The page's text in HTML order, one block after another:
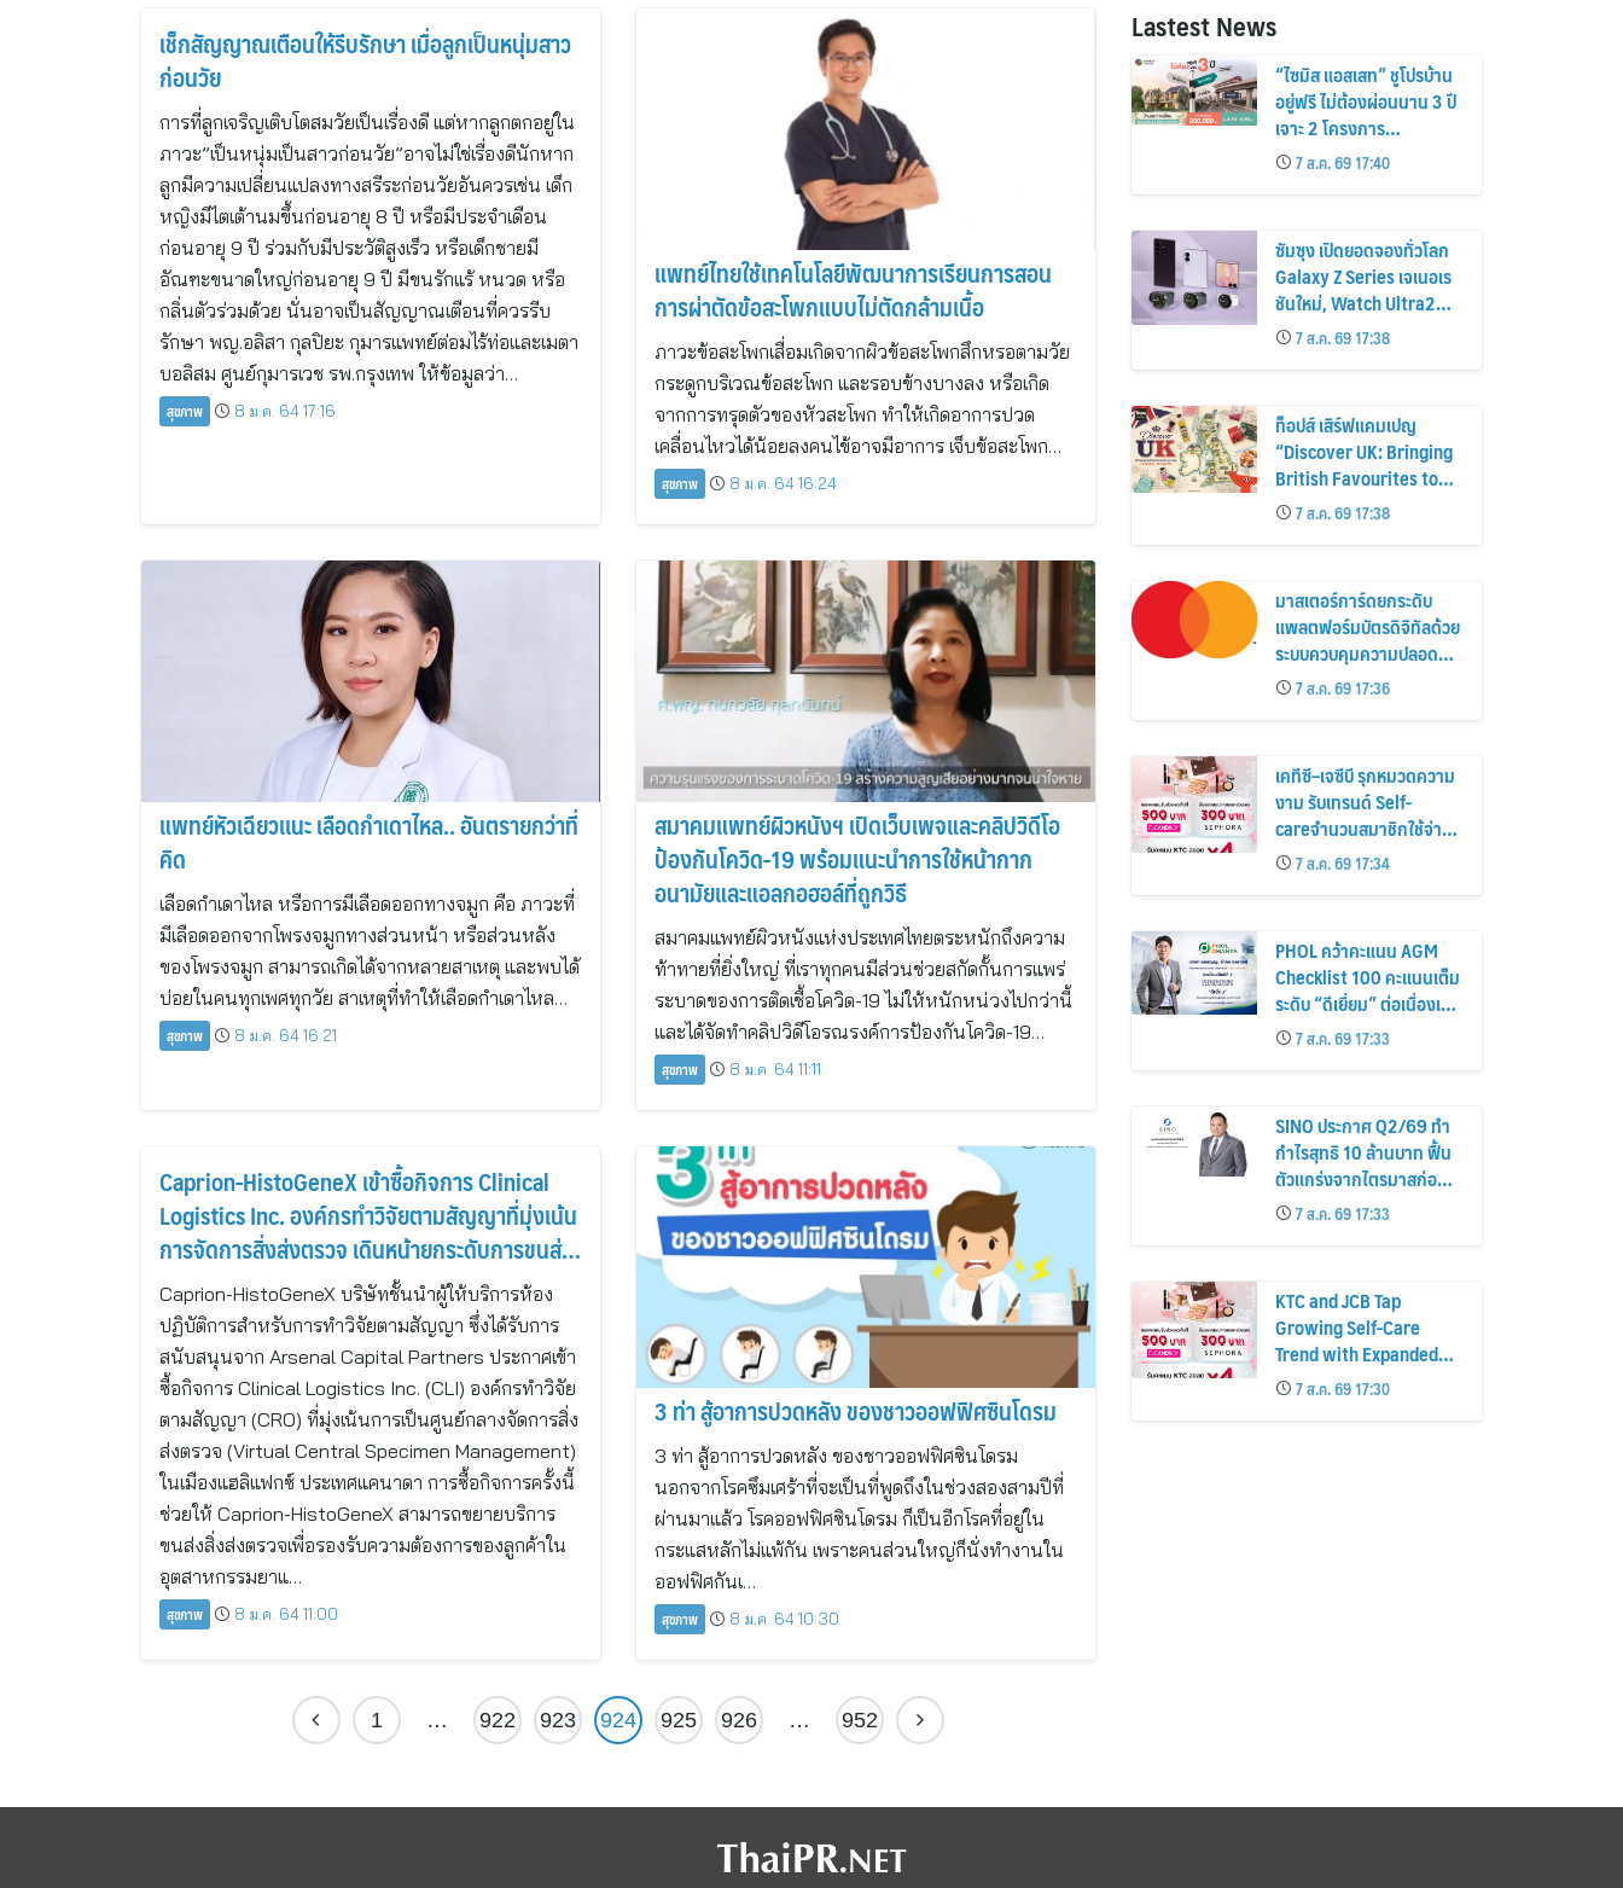
เช็กสัญญาณเตือนให้รีบรักษา เมื่อลูกเป็นหนุ่มสาว
ก่อนวัย
การที่ลูกเจริญเติบโตสมวัยเป็นเรื่องดี แต่หากลูกตกอยู่ใน
ภาวะ”เป็นหนุ่มเป็นสาวก่อนวัย”อาจไม่ใช่เรื่องดีนักหาก
ลูกมีความเปลี่ยนแปลงทางสรีระก่อนวัยอันควรเช่น เด็ก
หญิงมีไตเต้านมขึ้นก่อนอายุ 8 ปี หรือมีประจำเดือน
ก่อนอายุ 9 ปี ร่วมกับมีประวัติสูงเร็ว หรือเด็กชายมี
อัณฑะขนาดใหญ่ก่อนอายุ 9 ปี มีขนรักแร้ หนวด หรือ
กลิ่นตัวร่วมด้วย นั่นอาจเป็นสัญญาณเตือนที่ควรรีบ
รักษา พญ.อลิสา กุลปิยะ กุมารแพทย์ต่อมไร้ท่อและเมตา
บอลิสม ศูนย์กุมารเวช รพ.กรุงเทพ ให้ข้อมูลว่า…
สุขภาพ 8 ม.ค. 64 17:16
แพทย์ไทยใช้เทคโนโลยีพัฒนาการเรียนการสอน
การผ่าตัดข้อสะโพกแบบไม่ตัดกล้ามเนื้อ
ภาวะข้อสะโพกเสื่อมเกิดจากผิวข้อสะโพกสึกหรอตามวัย
กระดูกบริเวณข้อสะโพก และรอบข้างบางลง หรือเกิด
จากการทรุดตัวของหัวสะโพก ทำให้เกิดอาการปวด
เคลื่อนไหวได้น้อยลงคนไข้อาจมีอาการ เจ็บข้อสะโพก…
สุขภาพ 8 ม.ค. 64 16:24
แพทย์หัวเฉียวเเนะ เลือดกำเดาไหล.. อันตรายกว่าที่
คิด
เลือดกำเดาไหล หรือการมีเลือดออกทางจมูก คือ ภาวะที่
มีเลือดออกจากโพรงจมูกทางส่วนหน้า หรือส่วนหลัง
ของโพรงจมูก สามารถเกิดได้จากหลายสาเหตุ และพบได้
บ่อยในคนทุกเพศทุกวัย สาเหตุที่ทำให้เลือดกำเดาไหล…
สุขภาพ 8 ม.ค. 64 16:21
สมาคมแพทย์ผิวหนังฯ เปิดเว็บเพจและคลิปวิดีโอ
ป้องกันโควิด-19 พร้อมแนะนำการใช้หน้ากาก
อนามัยและแอลกอฮอล์ที่ถูกวิธี
สมาคมแพทย์ผิวหนังแห่งประเทศไทยตระหนักถึงความ
ท้าทายที่ยิ่งใหญ่ ที่เราทุกคนมีส่วนช่วยสกัดกั้นการแพร่
ระบาดของการติดเชื้อโควิด-19 ไม่ให้หนักหน่วงไปกว่านี้
และได้จัดทำคลิปวิดีโอรณรงค์การป้องกันโควิด-19…
สุขภาพ 8 ม.ค. 64 11:11
Caprion-HistoGeneX เข้าซื้อกิจการ Clinical
Logistics Inc. องค์กรทำวิจัยตามสัญญาที่มุ่งเน้น
การจัดการสิ่งส่งตรวจ เดินหน้ายกระดับการขนส่ง
สิ่งส่งตรวจจากการทดลองทางคลินิก
Caprion-HistoGeneX บริษัทชั้นนำผู้ให้บริการห้อง
ปฏิบัติการสำหรับการทำวิจัยตามสัญญา ซึ่งได้รับการ
สนับสนุนจาก Arsenal Capital Partners ประกาศเข้า
ซื้อกิจการ Clinical Logistics Inc. (CLI) องค์กรทำวิจัย
ตามสัญญา (CRO) ที่มุ่งเน้นการเป็นศูนย์กลางจัดการสิ่ง
ส่งตรวจ (Virtual Central Specimen Management)
ในเมืองแฮลิแฟกซ์ ประเทศแคนาดา การซื้อกิจการครั้งนี้
ช่วยให้ Caprion-HistoGeneX สามารถขยายบริการ
ขนส่งสิ่งส่งตรวจเพื่อรองรับความต้องการของลูกค้าใน
อุตสาหกรรมยาแ…
สุขภาพ 8 ม.ค. 64 11:00
3 ท่า สู้อาการปวดหลัง ของชาวออฟฟิศซินโดรม
3 ท่า สู้อาการปวดหลัง ของชาวออฟฟิศซินโดรม
นอกจากโรคซึมเศร้าที่จะเป็นที่พูดถึงในช่วงสองสามปีที่
ผ่านมาแล้ว โรคออฟฟิศซินโดรม ก็เป็นอีกโรคที่อยู่ใน
กระแสหลักไม่แพ้กัน เพราะคนส่วนใหญ่ก็นั่งทำงานใน
ออฟฟิศกันเ…
สุขภาพ 8 ม.ค. 64 10:30
1 … 922 923 924 925 926 … 952
Lastest News
“ไซมิส แอสเสท” ชูโปรบ้าน
อยู่ฟรี ไม่ต้องผ่อนนาน 3 ปี
เจาะ 2 โครงการ
“Siamese Holm–
Siamese Blossom”
พร้อมส่วนลดและสิทธิพิเศษ
ถึง 31 สิงหาคม 2569
7 ส.ค. 69 17:40
ซัมซุง เปิดยอดจองทั่วโลก
Galaxy Z Series เจเนอเร
ชันใหม่, Watch Ultra2
และ Watch9 สูงกว่ารุ่น
ก่อนหน้ากว่า 30%
7 ส.ค. 69 17:38
ท็อปส์ เสิร์ฟแคมเปญ
“Discover UK: Bringing
British Favourites to
You” ขนทัพของอร่อยและ
ไอเท็มฮิตจากสหราช
อาณาจักร ส่งตรงถึงมือ
ตั้งแต่วันนี้ – 18 สิงหาคมนี้
7 ส.ค. 69 17:38
มาสเตอร์การ์ดยกระดับ
แพลตฟอร์มบัตรดิจิทัลด้วย
ระบบควบคุมความปลอดภัย
ใหม่7 ส.ค. 69 17:36
เคทีซี–เจซีบี รุกหมวดความ
งาม รับเทรนด์ Self-
careจำนวนสมาชิกใช้จ่าย
หมวดเครื่องสำอางเพิ่ม
26%
7 ส.ค. 69 17:34
PHOL คว้าคะแนน AGM
Checklist 100 คะแนนเต็ม
ระดับ “ดีเยี่ยม” ต่อเนื่องเป็น
ปีที่ 7 ตอกย้ำการดำเนิน
ธุรกิจตามหลักธรรมาภิบาล
โปร่งใส สร้างความเชื่อมั่นผู้
7 ส.ค. 69 17:33
SINO ประกาศ Q2/69 ทำ
กำไรสุทธิ 10 ล้านบาท ฟื้น
ตัวแกร่งจากไตรมาสก่อน
เตรียมจ่ายปันผลระหว่าง
กาล 0.014423 บาทต่อหุ้น
ครึ่งปีหลังมุ่งเติบโตต่อเนื่อง
7 ส.ค. 69 17:33
KTC and JCB Tap
Growing Self-Care
Trend with Expanded
Beauty Privileges
Number of KTC JCB
Cardmembers Spending
7 ส.ค. 69 17:30